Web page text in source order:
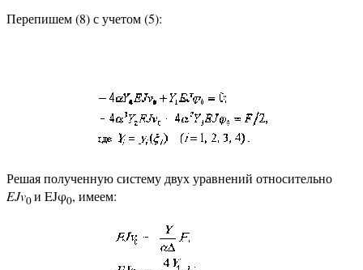
Перепишем (8) с учетом (5):
Решая полученную систему двух уравнений относительно
EJv0и EJφ0, имеем: